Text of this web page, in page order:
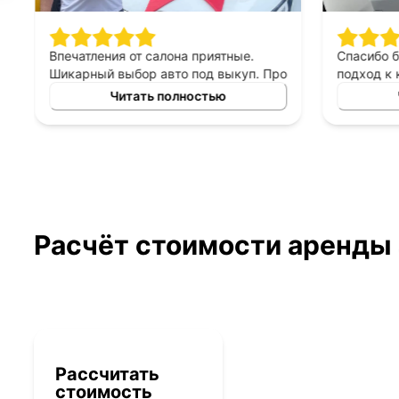
Впечатления от салона приятные.
Шикарный выбор авто под выкуп. Про
персонал могу сказать только
хорошее, приятны в общении,
терпеливые, помогают сделать
Читать полностью
Спасибо
подход к
выборе
выкуп,
который
Расчёт стоимости аренды
Рассчитать
стоимость